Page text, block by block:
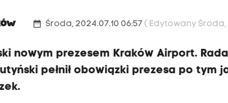
date_range Środa, 2024.07.10 06:57( Edytowany Środa,
nowym prezesem Kraków Airport.
pełnił obowiązki prezesa po tym